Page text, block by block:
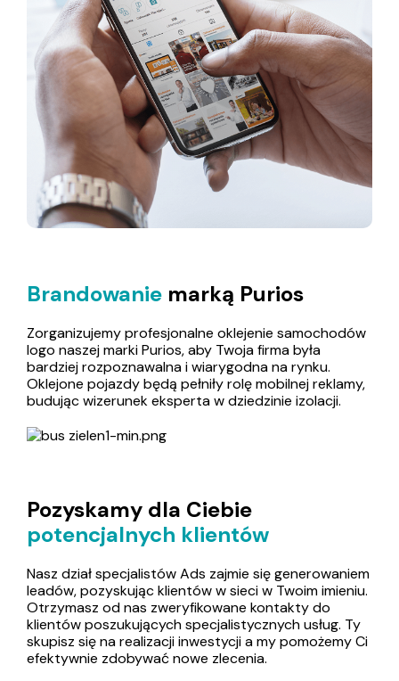
Brandowanie marką Purios
Zorganizujemy profesjonalne oklejenie samochodów
logo naszej marki Purios, aby Twoja firma była
bardziej rozpoznawalna i wiarygodna na rynku.
Oklejone pojazdy będą pełniły rolę mobilnej reklamy,
budując wizerunek eksperta w dziedzinie izolacji.
Pozyskamy dla Ciebie
potencjalnych klientów
Nasz dział specjalistów Ads zajmie się generowaniem
leadów, pozyskując klientów w sieci w Twoim imieniu.
Otrzymasz od nas zweryfikowane kontakty do
klientów poszukujących specjalistycznych usług. Ty
skupisz się na realizacji inwestycji a my pomożemy Ci
efektywnie zdobywać nowe zlecenia.